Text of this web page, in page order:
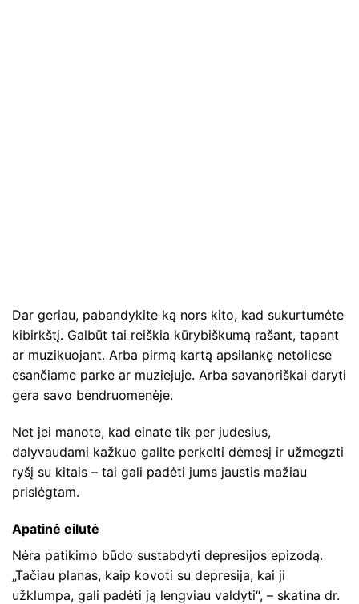
Dar geriau, pabandykite ką nors kito, kad sukurtumėte
kibirkštį. Galbūt tai reiškia kūrybiškumą rašant, tapant
ar muzikuojant. Arba pirmą kartą apsilankę netoliese
esančiame parke ar muziejuje. Arba savanoriškai daryti
gera savo bendruomenėje.
Net jei manote, kad einate tik per judesius,
dalyvaudami kažkuo galite perkelti dėmesį ir užmegzti
ryšį su kitais – tai gali padėti jums jaustis mažiau
prislėgtam.
Apatinė eilutė
Nėra patikimo būdo sustabdyti depresijos epizodą.
„Tačiau planas, kaip kovoti su depresija, kai ji
užklumpa, gali padėti ją lengviau valdyti“, – skatina dr.